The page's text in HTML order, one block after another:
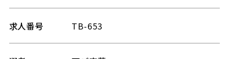
求人番号 TB-653